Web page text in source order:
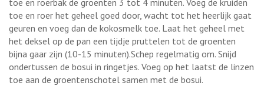
toe en roer het geheel goed door, wacht tot het heerlijk gaat
geuren en voeg dan de kokosmelk toe. Laat het geheel met
het deksel op de pan een tijdje pruttelen tot de groenten
bijna gaar zijn (10-15 minuten).Schep regelmatig om. Snijd
ondertussen de bosui in ringetjes. Voeg op het laatst de linzen
toe aan de groentenschotel samen met de bosui.